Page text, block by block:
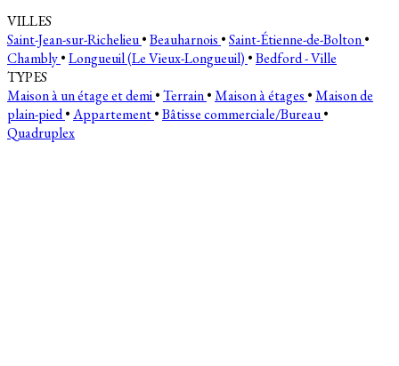
VILLES
Saint-Jean-sur-Richelieu•Beauharnois •Saint-Étienne-de-Bolton•
Chambly•Longueuil (Le Vieux-Longueuil) •Bedford - Ville
TYPES
Maison à un étage et demi•Terrain•Maison à étages •Maison de
plain-pied•Appartement•Bâtisse commerciale/Bureau•
Quadruplex